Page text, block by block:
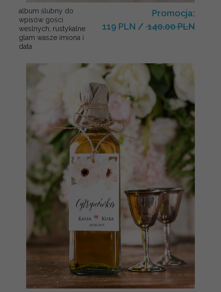
album ślubny do
wpisów gości
weslnych, rustykalne
glam wasze imiona i
data
Promocja:
119 PLN / 140.00 PLN